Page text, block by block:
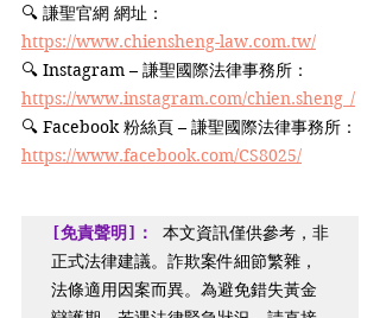
🔍 謙聖官網 網址：
https://www.chiensheng-law.com.tw/
🔍 Instagram – 謙聖國際法律事務所：
https://www.instagram.com/chien.sheng_/
🔍 Facebook 粉絲頁 – 謙聖國際法律事務所：
https://www.facebook.com/CS8025/
[免責聲明]： 本文資訊僅供參考，非
正式法律建議。詐欺案件細節繁雜，
法條適用因案而異。為避免錯失黃金